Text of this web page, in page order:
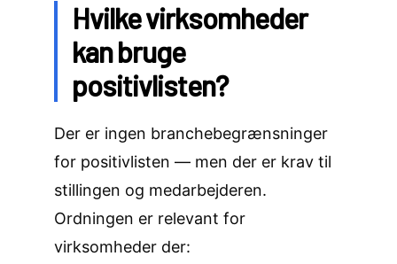
Hvilke virksomheder
kan bruge
positivlisten?
Der er ingen branchebegrænsninger
for positivlisten — men der er krav til
stillingen og medarbejderen.
Ordningen er relevant for
virksomheder der: